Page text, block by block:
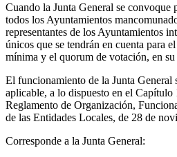
Cuando la Junta General se convoque
todos los Ayuntamientos
representantes de los Ayuntamientos
únicos que se tendrán en cuenta para
mínima y el quorum de votación, en su
El funcionamiento de la Junta General
aplicable, a lo dispuesto en el Capítulo
Reglamento de Organización,
de las Entidades Locales, de 28 de
Corresponde a la Junta General: